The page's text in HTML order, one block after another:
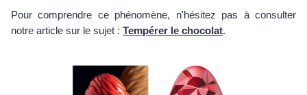
Pour comprendre ce phénomène, n'hésitez pas à consulter
notre article sur le sujet : Tempérer le chocolat.